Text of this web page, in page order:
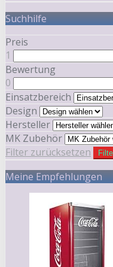
Suchhilfe
Preis
1
Bewertung
0
Einsatzbereich
Design
Hersteller
MK Zubehör
Filter zurücksetzen
Meine Empfehlungen